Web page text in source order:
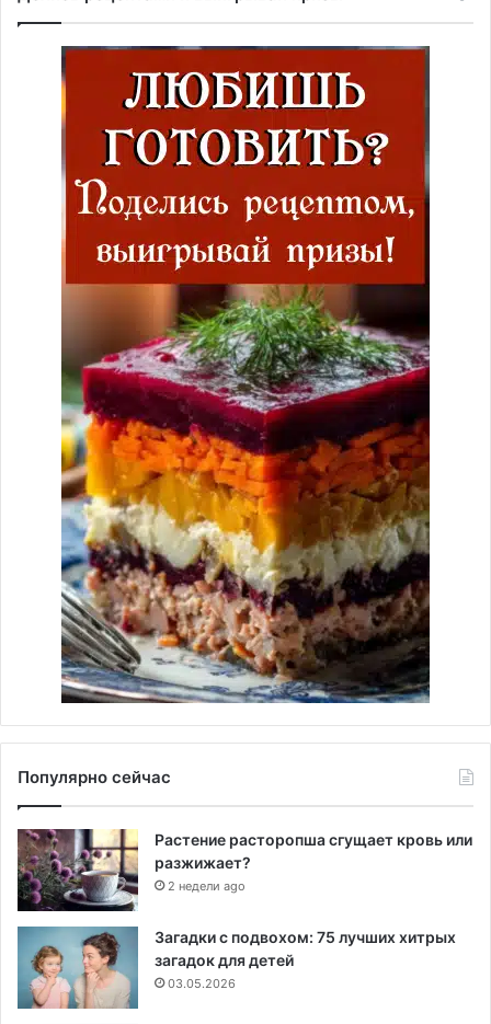
Популярно сейчас
Растение расторопша сгущает кровь или
разжижает?
2 недели ago
Загадки с подвохом: 75 лучших хитрых
загадок для детей
03.05.2026